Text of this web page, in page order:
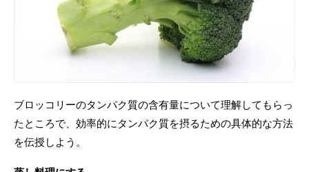
ブロッコリーのタンパク質の含有量について理解してもらっ
たところで、効率的にタンパク質を摂るための具体的な方法
を伝授しよう。